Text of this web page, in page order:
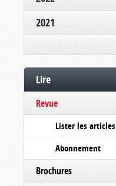
2021
Lire
Revue
Lister les articles
Abonnement
Brochures